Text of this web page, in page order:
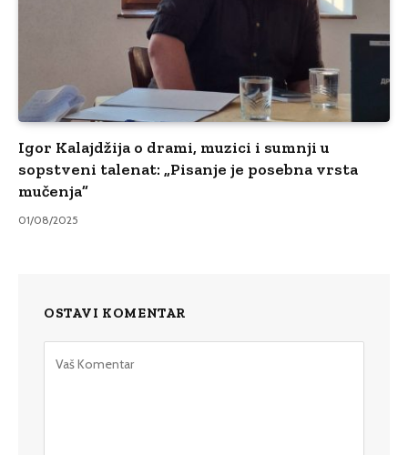
Igor Kalajdžija o drami, muzici i sumnji u
sopstveni talenat: „Pisanje je posebna vrsta
mučenja”
01/08/2025
OSTAVI KOMENTAR